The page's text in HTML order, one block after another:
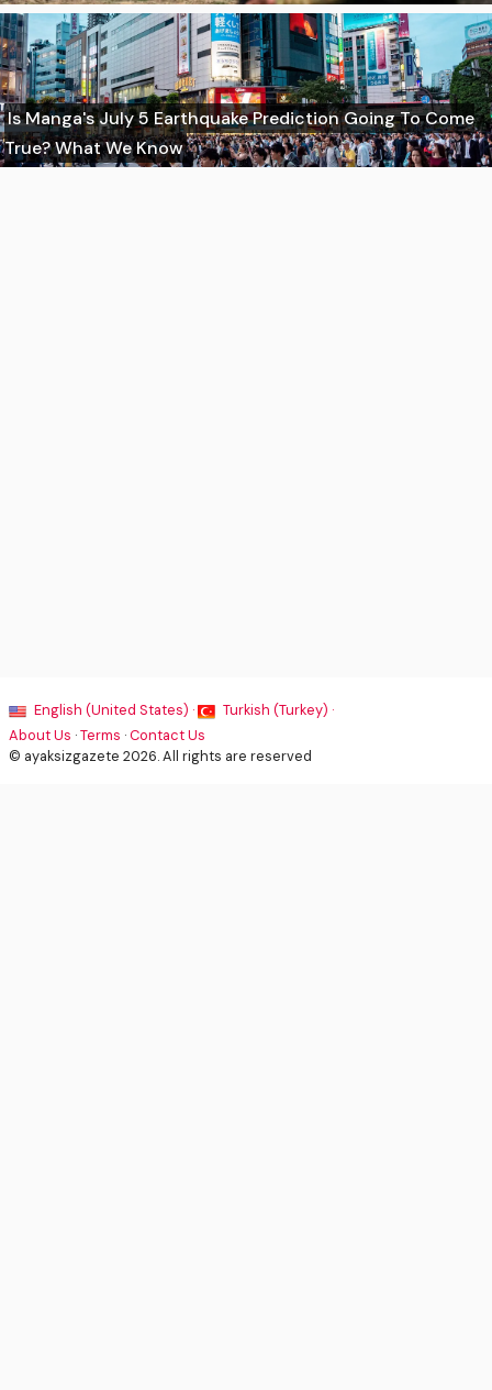
Is Manga's July 5 Earthquake Prediction Going To Come
True? What We Know
English (United States) ·
Turkish (Turkey) ·
About Us ·Terms ·Contact Us
© ayaksizgazete 2026. All rights are reserved